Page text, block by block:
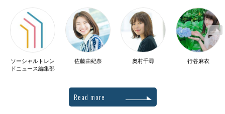
ソーシャルトレン
ドニュース編集部
佐藤由紀奈 奥村千尋 行谷麻衣
Read more